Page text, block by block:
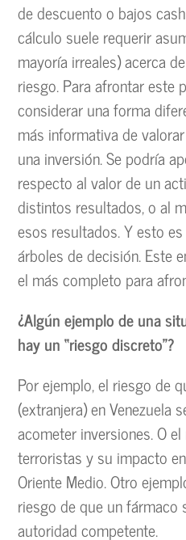
de descuento o bajos
cálculo suele requerir
mayoría irreales) acerca
riesgo. Para afrontar este
considerar una forma
más informativa de
una inversión. Se podría
respecto al valor de un
distintos resultados, o al
esos resultados. Y esto
árboles de decisión. Este
el más completo para
¿Algún ejemplo de una
hay un “riesgo discreto”?
Por ejemplo, el riesgo de
(extranjera) en Venezuela
acometer inversiones. O
terroristas y su impacto
Oriente Medio. Otro
riesgo de que un fármaco
autoridad competente.